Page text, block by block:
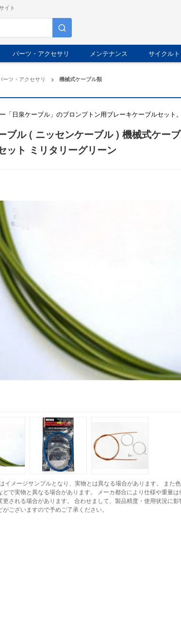
イト
パーツ・アクセサリ メンテナンス サイクル
ーツ・アクセサリ > 機械式ケーブル類
「日泉ケーブル」のブロンプトン用ブレーキケーブルセット。
ブル ( ニッセンケーブル ) 機械式ケー
ット ミリタリーグリーン
イメージサンプルとなり、実物とは異なる場合があります。 また
どで実物と異なる場合があります。 メーカ都合により仕様や重量は
更される場合があります。 合わせまして、製品精度・使用状況に影
がございますので予めご了承ください。